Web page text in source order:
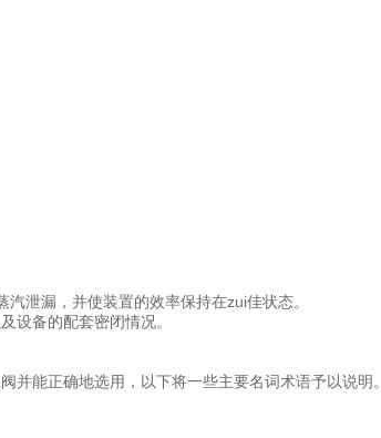
泄漏，并使装置的效率保持在zui佳状态。
设备的配套密闭情况。
能正确地选用，以下将一些主要名词术语予以说明。